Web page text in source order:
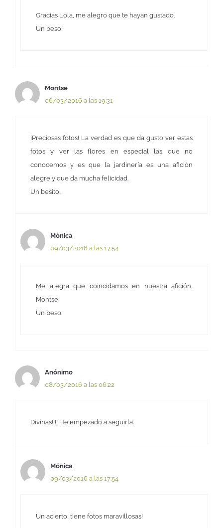
Gracias Lola, me alegro que te hayan gustado.
Un beso!
Montse
06/03/2016 a las 19:31
¡Preciosas fotos! La verdad es que da gusto ver estas
fotos y ver las flores en especial las que no
conocemos y es que la jardinería es una afición
alegre y que da mucha felicidad.
Un besito.
Mónica
09/03/2016 a las 17:54
Me alegra que coincidamos en nuestra afición,
Montse.
Un beso.
Anónimo
08/03/2016 a las 06:22
Divinas!!!! He empezado a seguirla.
Mónica
09/03/2016 a las 17:54
Un acierto, tiene fotos maravillosas!